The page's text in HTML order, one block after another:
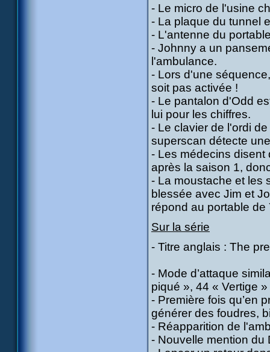
- Le micro de l'usine
- La plaque du tunnel
- L'antenne du
- Johnny a un
l'ambulance.
- Lors d'une
soit pas activée !
- Le pantalon d'Odd
lui pour les chiffres.
- Le clavier de l'ordi
superscan détecte
- Les médecins disent
après la saison 1,
- La moustache et les
blessée avec Jim et
répond au portable de
Sur la série
- Titre anglais : The
- Mode d’attaque
piqué », 44 « Vertige
- Première fois qu’en
générer des foudres,
- Réapparition de
- Nouvelle mention du